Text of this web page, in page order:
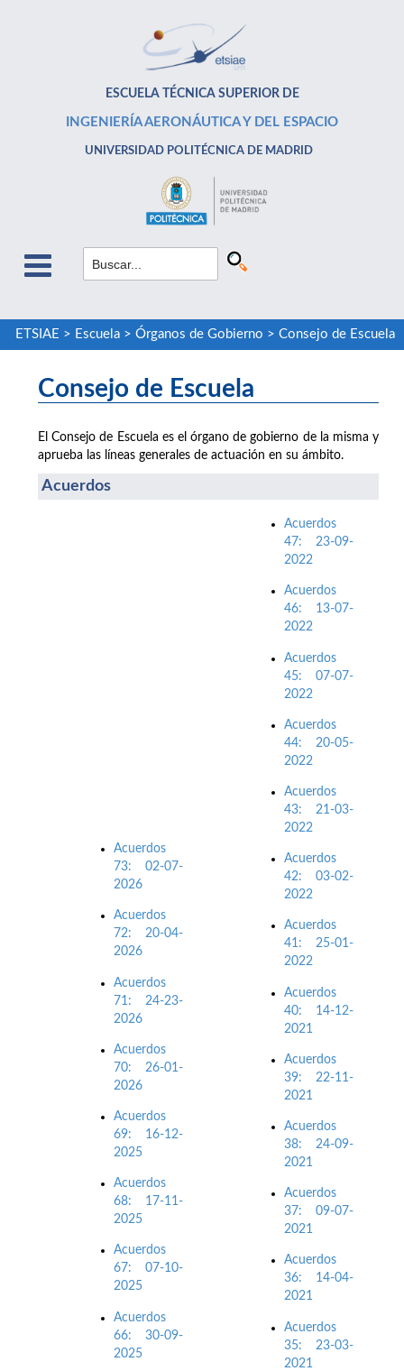
ESCUELA TÉCNICA SUPERIOR DE
INGENIERÍA AERONÁUTICA Y DEL ESPACIO
UNIVERSIDAD POLITÉCNICA DE MADRID
ETSIAE > Escuela> Órganos de Gobierno > Consejo de Escuela
Consejo de Escuela
El Consejo de Escuela es el órgano de gobierno de la misma y
aprueba las líneas generales de actuación en su ámbito.
Acuerdos
Acuerdos
73: 02-07-
2026
Acuerdos
72: 20-04-
2026
Acuerdos
71: 24-23-
2026
Acuerdos
70: 26-01-
2026
Acuerdos
69: 16-12-
2025
Acuerdos
68: 17-11-
2025
Acuerdos
67: 07-10-
2025
Acuerdos
66: 30-09-
2025
Acuerdos
47: 23-09-
2022
Acuerdos
46: 13-07-
2022
Acuerdos
45: 07-07-
2022
Acuerdos
44: 20-05-
2022
Acuerdos
43: 21-03-
2022
Acuerdos
42: 03-02-
2022
Acuerdos
41: 25-01-
2022
Acuerdos
40: 14-12-
2021
Acuerdos
39: 22-11-
2021
Acuerdos
38: 24-09-
2021
Acuerdos
37: 09-07-
2021
Acuerdos
36: 14-04-
2021
Acuerdos
35: 23-03-
2021